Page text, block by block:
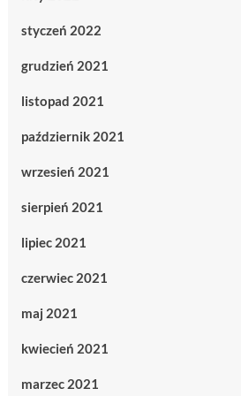
styczeń 2022
grudzień 2021
listopad 2021
październik 2021
wrzesień 2021
sierpień 2021
lipiec 2021
czerwiec 2021
maj 2021
kwiecień 2021
marzec 2021